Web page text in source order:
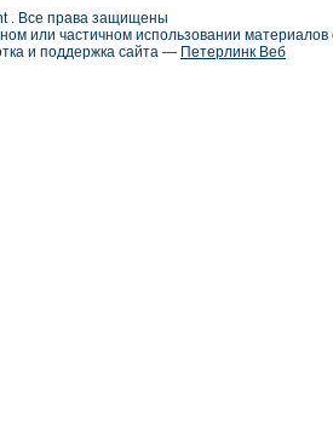
. Все права защищены
или частичном использовании
и поддержка сайта — Петерлинк Веб